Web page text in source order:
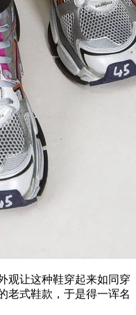
让这种鞋穿起来如同穿
老式鞋款，于是得一诨名